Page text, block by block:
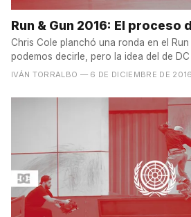
Run & Gun 2016: El proceso
Chris Cole planchó una ronda en el
podemos decirle, pero la idea del de
IVÁN TORRALBO — 6 DE DICIEMBRE DE 2016